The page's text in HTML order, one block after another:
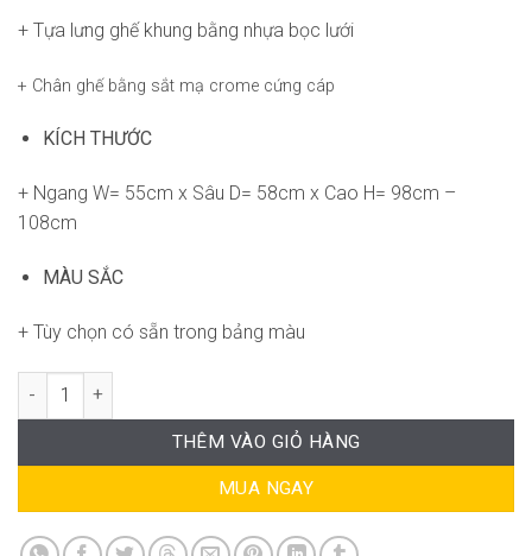
+ Tựa lưng ghế khung bằng nhựa bọc lưới
+ Chân ghế bằng sắt mạ crome cứng cáp
KÍCH THƯỚC
+ Ngang W= 55cm x Sâu D= 58cm x Cao H= 98cm –
108cm
MÀU SẮC
+ Tùy chọn có sẵn trong bảng màu
Ghế Lepus RPB-GVP251 số lượng
THÊM VÀO GIỎ HÀNG
MUA NGAY